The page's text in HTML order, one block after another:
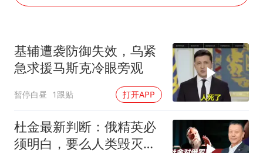
中国五箭齐发反制美国
《歌手》歌王之战帮唱嘉宾官宣
要给全体职工“应休尽休”的底气
空调发明出来竟然不是为了给人降温
中国经济展现强大韧性和活力
基辅遭袭防御失效，乌紧
急求援马斯克冷眼旁观
暂停白昼 1跟贴 打开APP
杜金最新判断：俄精英必
须明白，要么人类毁灭，